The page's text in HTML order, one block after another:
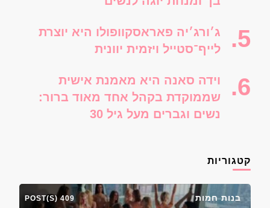
ג׳ורג׳יה פאראסקוופולו היא יוצרת
לייף־סטייל ויזמית יוונית
וידה סאנה היא מאמנת אישית
שממוקדת בקהל אחד מאוד ברור:
נשים וגברים מעל גיל 30
קטגוריות
בנות חמות 409 POST(S)